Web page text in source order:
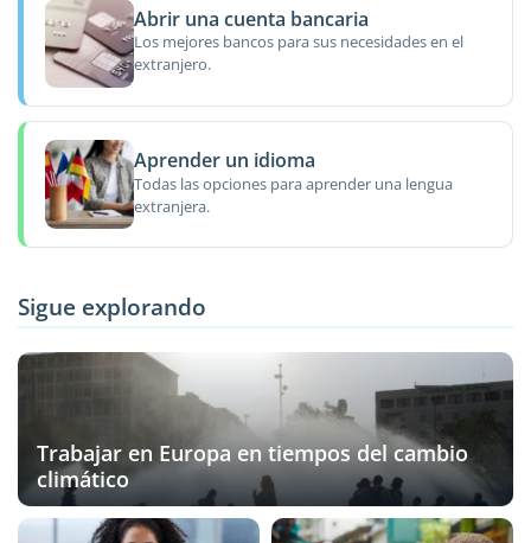
Abrir una cuenta bancaria
Los mejores bancos para sus necesidades en el
extranjero.
Aprender un idioma
Todas las opciones para aprender una lengua
extranjera.
Sigue explorando
Trabajar en Europa en tiempos del cambio
climático